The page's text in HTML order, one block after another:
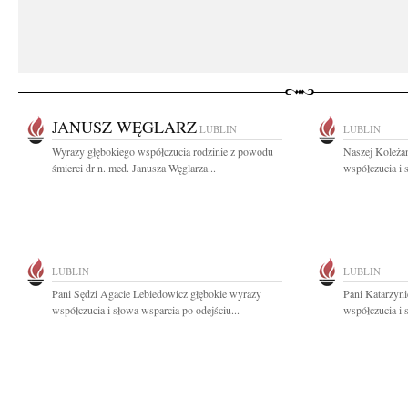
JANUSZ WĘGLARZ LUBLIN
Wyrazy głębokiego współczucia rodzinie z powodu
śmierci dr n. med. Janusza Węglarza...
LUBLIN
Naszej
współczucia i
LUBLIN
Pani Sędzi Agacie Lebiedowicz głębokie wyrazy
współczucia i słowa wsparcia po odejściu...
LUBLIN
Pani
współczucia i